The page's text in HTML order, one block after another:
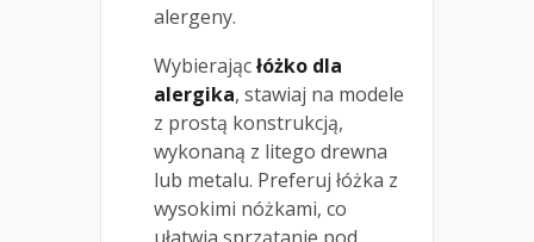
alergeny.
Wybierającłóżko dla
alergika, stawiaj na modele
z prostą konstrukcją,
wykonaną z litego drewna
lub metalu. Preferuj łóżka z
wysokimi nóżkami, co